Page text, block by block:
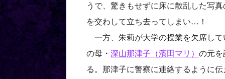
うで、驚きもせずに床に散乱した写
を交わして立ち去ってしまい…！
一方、朱莉が大学の授業を欠席して
の母・ 深山那津子（濱田マリ） の元を
る。那津子に警察に連絡するように